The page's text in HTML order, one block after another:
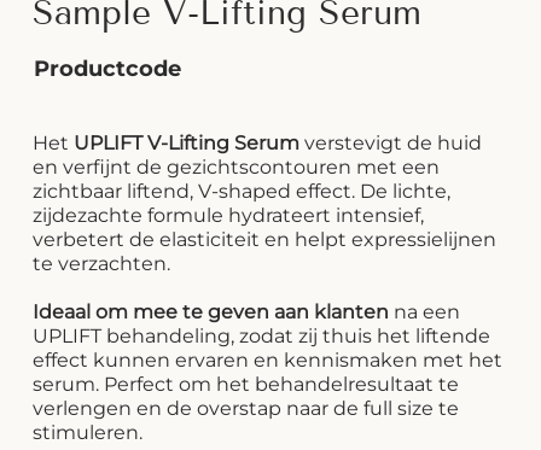
Sample V-Lifting Serum
Productcode
Het UPLIFT V-Lifting Serum verstevigt de huid
en verfijnt de gezichtscontouren met een
zichtbaar liftend, V-shaped effect. De lichte,
zijdezachte formule hydrateert intensief,
verbetert de elasticiteit en helpt expressielijnen
te verzachten.
Ideaal om mee te geven aan klanten na een
UPLIFT behandeling, zodat zij thuis het liftende
effect kunnen ervaren en kennismaken met het
serum. Perfect om het behandelresultaat te
verlengen en de overstap naar de full size te
stimuleren.